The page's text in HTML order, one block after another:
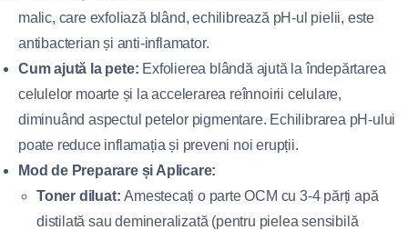
malic, care exfoliază blând, echilibrează pH-ul pielii, este
antibacterian și anti-inflamator.
Cum ajută la pete: Exfolierea blândă ajută la îndepărtarea
celulelor moarte și la accelerarea reînnoirii celulare,
diminuând aspectul petelor pigmentare. Echilibrarea pH-ului
poate reduce inflamația și preveni noi erupții.
Mod de Preparare și Aplicare:
Toner diluat: Amestecați o parte OCM cu 3-4 părți apă
distilată sau demineralizată (pentru pielea sensibilă